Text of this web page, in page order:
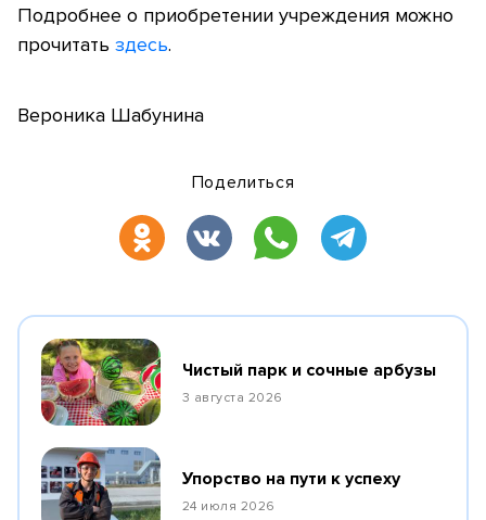
Подробнее о приобретении учреждения можно
прочитать здесь.
Вероника Шабунина
Поделиться
Чистый парк и сочные арбузы
3 августа 2026
Упорство на пути к успеху
24 июля 2026